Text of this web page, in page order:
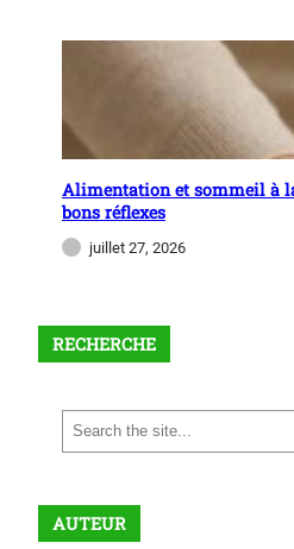
Alimentation et sommeil à
bons réflexes
juillet 27, 2026
RECHERCHE
e
r
c
AUTEUR